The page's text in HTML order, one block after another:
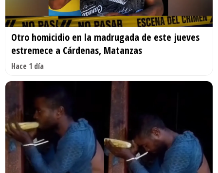
Otro homicidio en la madrugada de este jueves
estremece a Cárdenas, Matanzas
Hace 1 día